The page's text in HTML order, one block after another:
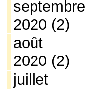
septembre
2020 (2)
août
2020 (2)
juillet